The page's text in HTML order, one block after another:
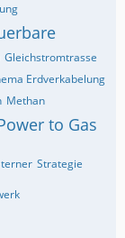
Gleichstromtrasse
Erdverkabelung
Methan
to Gas
Strategie